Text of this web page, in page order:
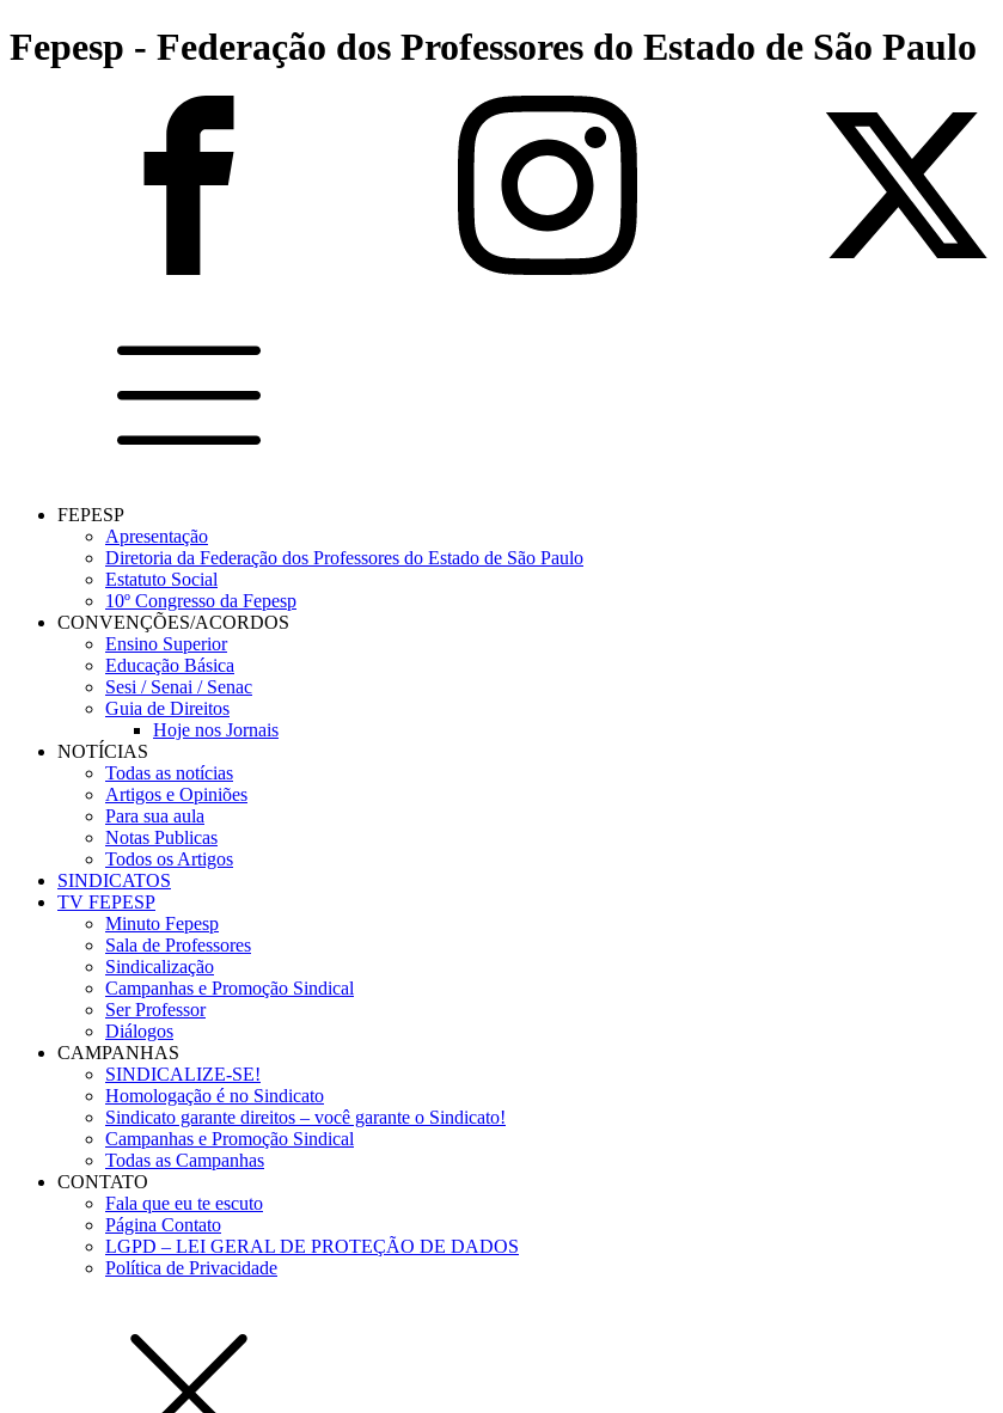
Fepesp - Federação dos Professores do Estado de São Paulo
FEPESP
Apresentação
Diretoria da Federação dos Professores do Estado de São Paulo
Estatuto Social
10º Congresso da Fepesp
CONVENÇÕES/ACORDOS
Ensino Superior
Educação Básica
Sesi / Senai / Senac
Guia de Direitos
Hoje nos Jornais
NOTÍCIAS
Todas as notícias
Artigos e Opiniões
Para sua aula
Notas Publicas
Todos os Artigos
SINDICATOS
TV FEPESP
Minuto Fepesp
Sala de Professores
Sindicalização
Campanhas e Promoção Sindical
Ser Professor
Diálogos
CAMPANHAS
SINDICALIZE-SE!
Homologação é no Sindicato
Sindicato garante direitos – você garante o Sindicato!
Campanhas e Promoção Sindical
Todas as Campanhas
CONTATO
Fala que eu te escuto
Página Contato
LGPD – LEI GERAL DE PROTEÇÃO DE DADOS
Política de Privacidade